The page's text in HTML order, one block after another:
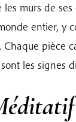
murs de
entier, y
Chaque pièce
les signes